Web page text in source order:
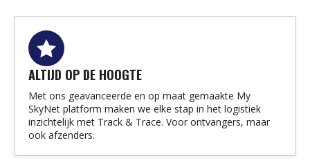
ALTIJD OP DE HOOGTE
Met ons geavanceerde en op maat gemaakte My
SkyNet platform maken we elke stap in het logistiek
inzichtelijk met Track & Trace. Voor ontvangers, maar
ook afzenders.